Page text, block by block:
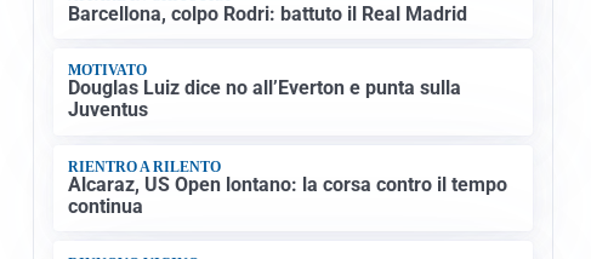
Barcellona, colpo Rodri: battuto il Real Madrid
MOTIVATO
Douglas Luiz dice no all’Everton e punta sulla
Juventus
RIENTRO A RILENTO
Alcaraz, US Open lontano: la corsa contro il tempo
continua